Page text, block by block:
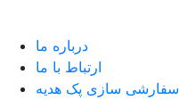
درباره ما
ارتباط با ما
سفارشی سازی پک هدیه